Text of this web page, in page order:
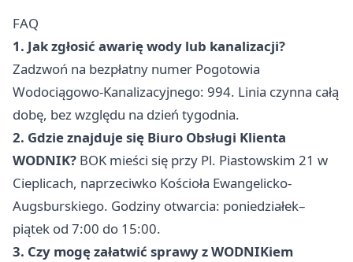
FAQ
1. Jak zgłosić awarię wody lub kanalizacji?
Zadzwoń na bezpłatny numer Pogotowia
Wodociągowo-Kanalizacyjnego: 994. Linia czynna całą
dobę, bez względu na dzień tygodnia.
2. Gdzie znajduje się Biuro Obsługi Klienta
WODNIK? BOK mieści się przy Pl. Piastowskim 21 w
Cieplicach, naprzeciwko Kościoła Ewangelicko-
Augsburskiego. Godziny otwarcia: poniedziałek–
piątek od 7:00 do 15:00.
3. Czy mogę załatwić sprawy z WODNIKiem